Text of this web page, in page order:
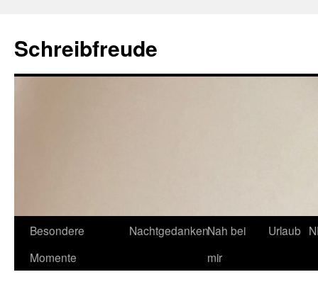
Schreibfreude
Besondere
Momente
NachtgedankenNah bei
mir
Urlaub